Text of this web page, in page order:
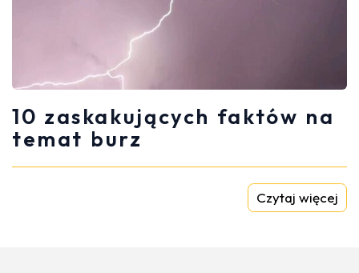
10 zaskakujących faktów na
temat burz
Czytaj więcej